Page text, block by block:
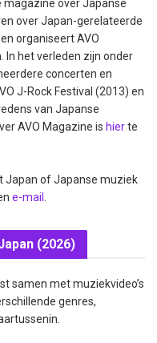
magazine over Japanse
over Japan-gerelateerde
organiseert AVO
In het verleden zijn onder
concerten en
J-Rock Festival (2013) en
van Japanse
AVO Magazine is hierte
Japan of Japanse muziek
e-mail
(2026)
samen met muziekvideo’s
genres,